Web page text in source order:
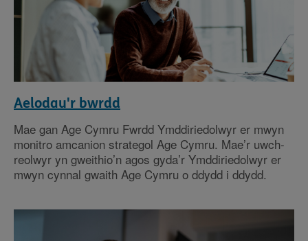
Aelodau'r bwrdd
Mae gan Age Cymru Fwrdd Ymddiriedolwyr er mwyn
monitro amcanion strategol Age Cymru. Mae’r uwch-
reolwyr yn gweithio’n agos gyda’r Ymddiriedolwyr er
mwyn cynnal gwaith Age Cymru o ddydd i ddydd.